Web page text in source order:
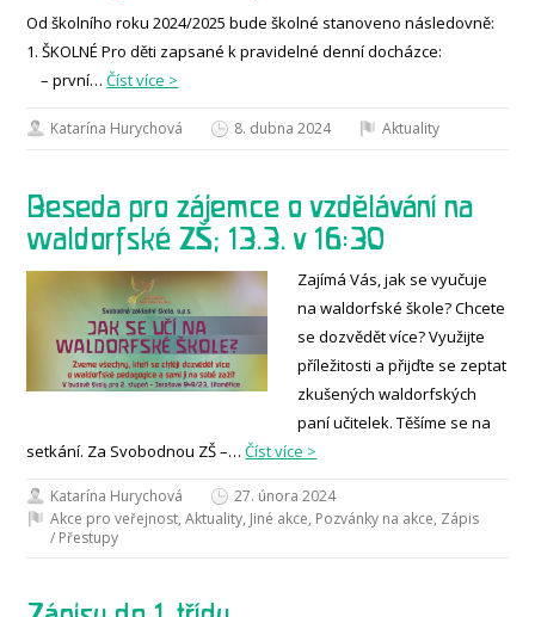
Od školního roku 2024/2025 bude školné stanoveno následovně:
1. ŠKOLNÉ Pro děti zapsané k pravidelné denní docházce:
– první…Číst více >
Katarína Hurychová 8. dubna 2024 Aktuality
Beseda pro zájemce o vzdělávání na
waldorfské ZŠ; 13.3. v 16:30
Zajímá Vás, jak se vyučuje
na waldorfské škole? Chcete
se dozvědět více? Využijte
příležitosti a přijďte se zeptat
zkušených waldorfských
paní učitelek. Těšíme se na
setkání. Za Svobodnou ZŠ –…Číst více >
Katarína Hurychová
27. února 2024
Akce pro veřejnost,Aktuality, Jiné akce, Pozvánky na akce, Zápis
/ Přestupy